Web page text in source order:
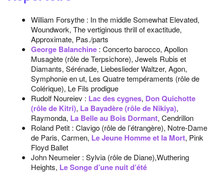
William Forsythe : In the middle Somewhat Elevated,
Woundwork, The vertiginous thrill of exactitude,
Approximate, Pas./parts
George Balanchine : Concerto barocco, Apollon
Musagète (rôle de Terpsichore), Jewels Rubis et
Diamants, Sérénade, Liebeslieder Waltzer, Agon,
Symphonie en ut, Les Quatre tempéraments (rôle de
Colérique), Le Fils prodigue
Rudolf Noureiev : Lac des cygnes, Don Quichotte
(rôle de Kitri), La Bayadère (rôle de Nikiya),
Raymonda, La Belle au Bois Dormant, Cendrillon
Roland Petit : Clavigo (rôle de l’étrangère), Notre-Dame
de Paris, Carmen, Le Jeune Homme et la Mort, Pink
Floyd Ballet
John Neumeier : Sylvia (rôle de Diane),Wuthering
Heights, Le Songe d’une nuit d’été